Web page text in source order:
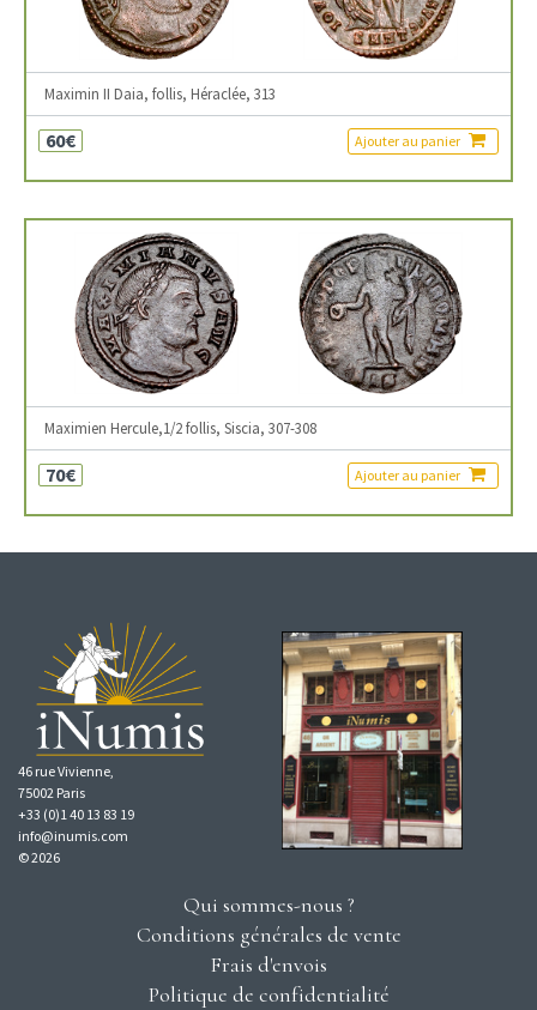
Maximin II Daia, follis, Héraclée, 313
60€ Ajouter au panier
Maximien Hercule,1/2 follis, Siscia, 307-308
70€ Ajouter au panier
46 rue Vivienne,
75002 Paris
+33 (0)1 40 13 83 19
info@inumis.com
© 2026
Qui sommes-nous ?
Conditions générales de vente
Frais d'envois
Politique de confidentialité